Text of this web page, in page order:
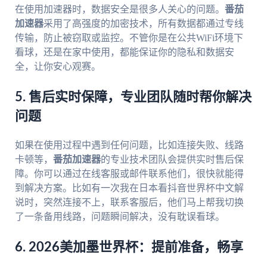
在使用加速器时，数据安全是很多人关心的问题。 番茄
加速器采用了高强度的加密技术，所有数据都通过专线
传输，防止被窃取或监控。不管你是在公共WiFi环境下
看球，还是在家中使用，都能保证你的隐私和数据安
全，让你安心观赛。
5. 售后实时保障，专业团队随时帮你解决
问题
如果在使用过程中遇到任何问题，比如连接失败、线路
卡顿等， 番茄加速器的专业技术团队会提供实时售后保
障。你可以通过在线客服或邮件联系他们，很快就能得
到解决方案。比如有一次我在日本看抖音世界杯中文解
说时，突然连接不上，联系客服后，他们马上帮我切换
了一条备用线路，问题瞬间解决，没有耽误看球。
6. 2026美加墨世界杯：提前准备，畅享